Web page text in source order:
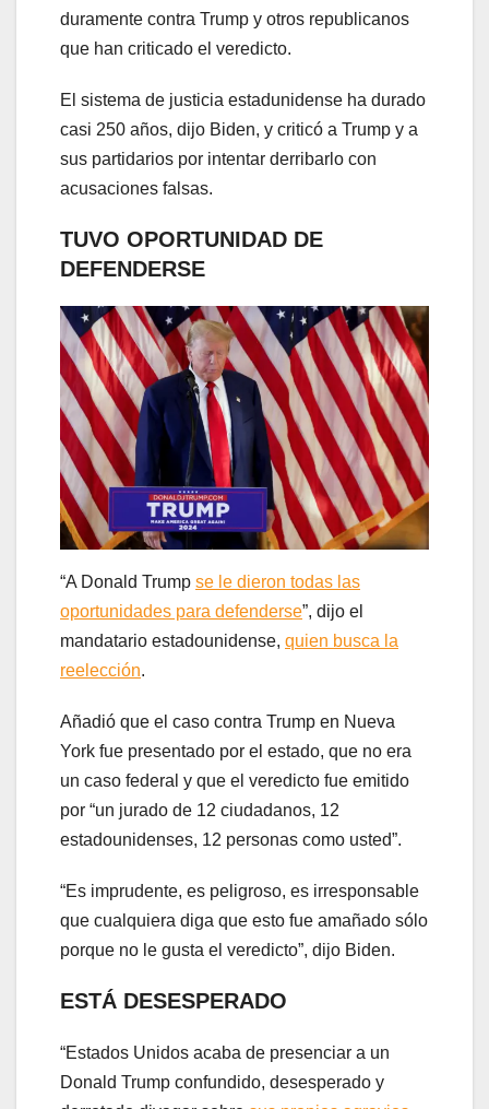
duramente contra Trump y otros republicanos
que han criticado el veredicto.
El sistema de justicia estadunidense ha durado
casi 250 años, dijo Biden, y criticó a Trump y a
sus partidarios por intentar derribarlo con
acusaciones falsas.
TUVO OPORTUNIDAD DE
DEFENDERSE
“A Donald Trump se le dieron todas las
oportunidades para defenderse”, dijo el
mandatario estadounidense, quien busca la
reelección.
Añadió que el caso contra Trump en Nueva
York fue presentado por el estado, que no era
un caso federal y que el veredicto fue emitido
por “un jurado de 12 ciudadanos, 12
estadounidenses, 12 personas como usted”.
“Es imprudente, es peligroso, es irresponsable
que cualquiera diga que esto fue amañado sólo
porque no le gusta el veredicto”, dijo Biden.
ESTÁ DESESPERADO
“Estados Unidos acaba de presenciar a un
Donald Trump confundido, desesperado y